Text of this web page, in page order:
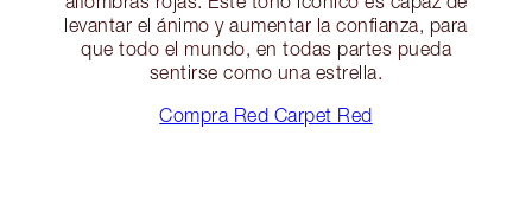
levantar el ánimo y aumentar la confianza, para
que todo el mundo, en todas partes pueda
sentirse como una estrella.
Compra Red Carpet Red